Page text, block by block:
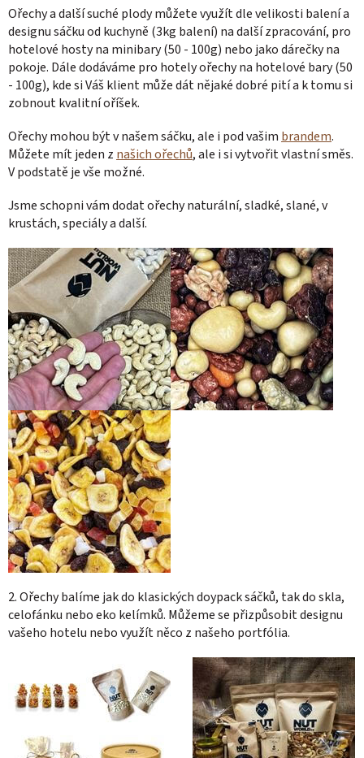
Ořechy a další suché plody můžete využít dle velikosti balení a
designu sáčku od kuchyně (3kg balení) na další zpracování, pro
hotelové hosty na minibary (50 - 100g) nebo jako dárečky na
pokoje. Dále dodáváme pro hotely ořechy na hotelové bary (50
- 100g), kde si Váš klient může dát nějaké dobré pití a k tomu si
zobnout kvalitní oříšek.
Ořechy mohou být v našem sáčku, ale i pod vašim brandem.
Můžete mít jeden z našich ořechů, ale i si vytvořit vlastní směs.
V podstatě je vše možné.
Jsme schopni vám dodat ořechy naturální, sladké, slané, v
krustách, speciály a další.
2. Ořechy balíme jak do klasických doypack sáčků, tak do skla,
celofánku nebo eko kelímků. Můžeme se přizpůsobit designu
vašeho hotelu nebo využít něco z našeho portfólia.